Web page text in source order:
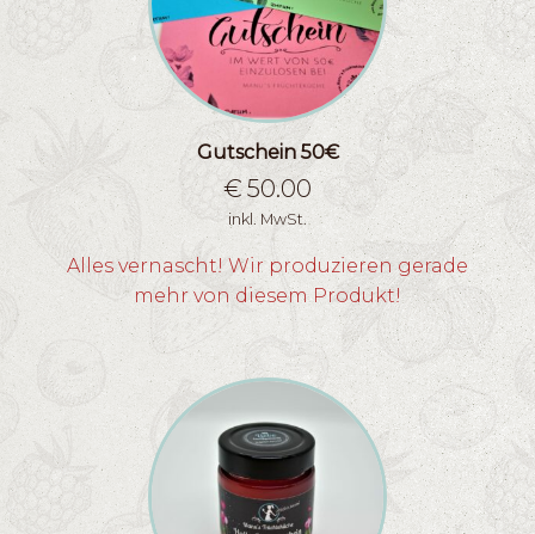
Gutschein 50€
€50.00
inkl. MwSt.
Alles vernascht! Wir produzieren gerade
mehr von diesem Produkt!